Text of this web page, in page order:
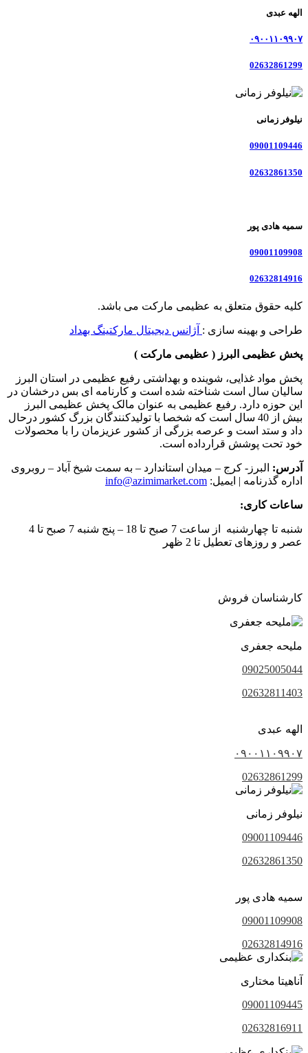
الهه عبدی
۰۹۰۰۱۱۰۹۹۰۷
02632861299
نیلوفر زمانی
09001109446
02632861350
سمیه هادی پور
09001109908
02632814916
کلیه حقوق متعلق به عظیمی مارکت می باشد.
طراحی و بهینه سازی : آژانس دیجیتال مارکتینگ بهداد
پخش عظیمی البرز ( عظیمی مارکت )
پخش مواد غذایی، شوینده و بهداشتی رفیع عظیمی در استان البرز
سالیان سال است شناخته شده است و کارنامه ای بس درخشان در
این حوزه دارد. رفیع عظیمی به عنوان مالک پخش عظیمی البرز
بیش از 40 سال است که شخصا با تولیدکنندگان بزرگ کشور درحال
داد و ستد است و عرصه بزرگی از کشور عزیزمان را با محصولات
خود تحت پوشش قرارداده است.
آدرس: البرز- کرج – میدان استاندارد – به سمت شیخ آباد – روبروی
اداره گذرنامه | ایمیل: info@azimimarket.com
ساعات کاری:
شنبه تا چهارشنبه از ساعت 7 صبح تا 18 – پنج شنبه 7 صبح تا 4
عصر و روزهای تعطیل تا 2 ظهر
کارشناسان فروش
ملیحه جعفری
09025005044
02632811403
الهه عبدی
۰۹۰۰۱۱۰۹۹۰۷
02632861299
نیلوفر زمانی
09001109446
02632861350
سمیه هادی پور
09001109908
02632814916
آناهیتا مختاری
09001109445
02632816911